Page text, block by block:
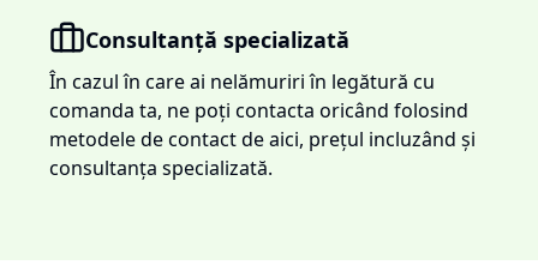
Consultanță specializată
În cazul în care ai nelămuriri în legătură cu
comanda ta, ne poți contacta oricând folosind
metodele de contact de aici, prețul incluzând și
consultanța specializată.